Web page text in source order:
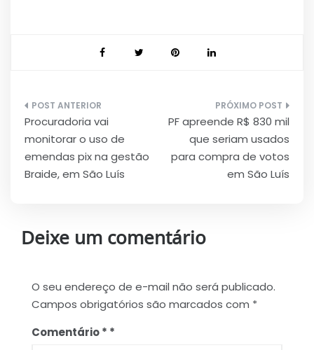
Navegação
de
Post
Procuradoria vai
monitorar o uso de
emendas pix na gestão
Braide, em São Luís
PF apreende R$ 830 mil
que seriam usados
para compra de votos
em São Luís
Deixe um comentário
O seu endereço de e-mail não será publicado.
Campos obrigatórios são marcados com *
Comentário*